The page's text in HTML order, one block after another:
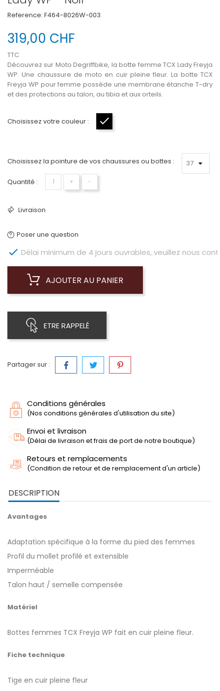
Reference: F464-8026W-003
319,00 CHF
TTC
Découvrez sur Moto Degriffbike, la botte femme TCX Lady Freyja
WP. Une chaussure de moto en cuir pleine fleur. La botte TCX
Freyja WP pour femme possède une membrane étanche T-dry
et des protections au talon, au tibia et aux orteils.
Choisissez votre couleur :
Choisissez la pointure de vos chaussures ou bottes :
Quantité : + −
Livraison
Poser une question
 Délai minimum de 4 jours ouvrables, veuillez nous
AJOUTER AU PANIER
ETRE RAPPELÉ
Partager sur :
Conditions générales
(Nos conditions générales d'utilisation du site)
Envoi et livraison
(Délai de livraison et frais de port de notre boutique)
Retours et remplacements
(Condition de retour et de remplacement d'un article)
DESCRIPTION
Avantages
Adaptation spécifique à la forme du pied des femmes
Profil du mollet profilé et extensible
Imperméable
Talon haut / semelle compensée
Matériel
Bottes femmes TCX Freyja WP fait en cuir pleine fleur.
Fiche technique
Tige en cuir pleine fleur